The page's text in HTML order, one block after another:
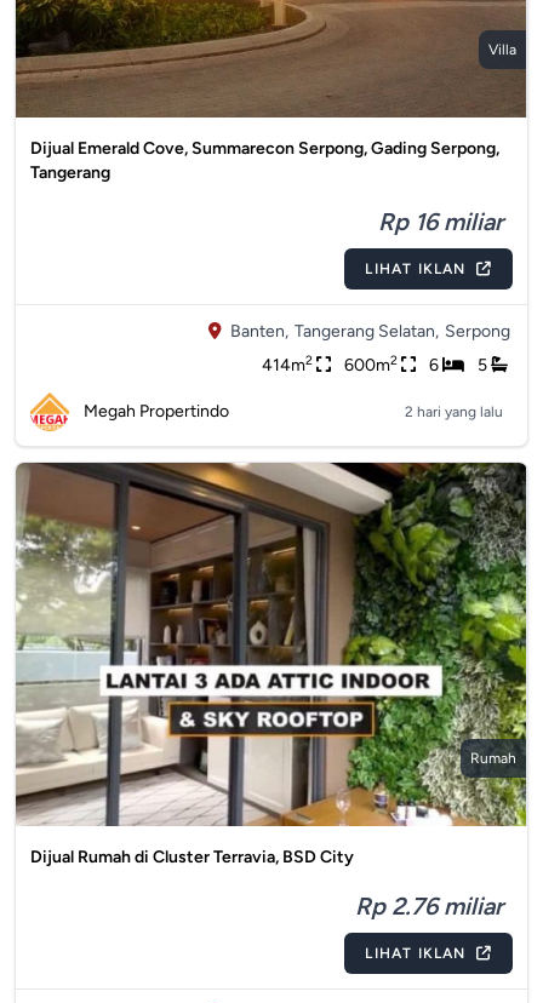
Villa
Dijual Emerald Cove, Summarecon Serpong, Gading Serpong,
Tangerang
Rp 16 miliar
LIHAT IKLAN
Banten, Tangerang Selatan, Serpong
414m2 600m2 6 5
Megah Propertindo 2 hari yang lalu
Rumah
Dijual Rumah di Cluster Terravia, BSD City
Rp 2.76 miliar
LIHAT IKLAN